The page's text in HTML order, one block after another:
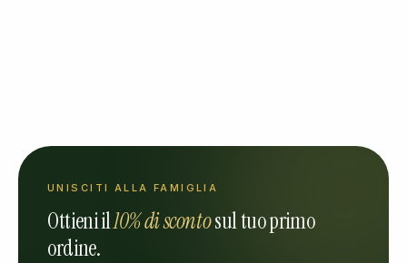
UNISCITI ALLA FAMIGLIA
Ottieni il10% di scontosul tuo primo
ordine.